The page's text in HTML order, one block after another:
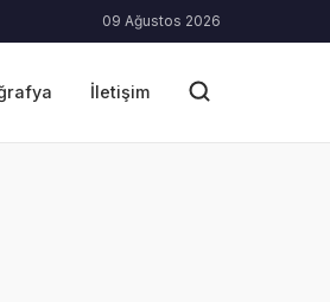
09 Ağustos 2026
İletişim